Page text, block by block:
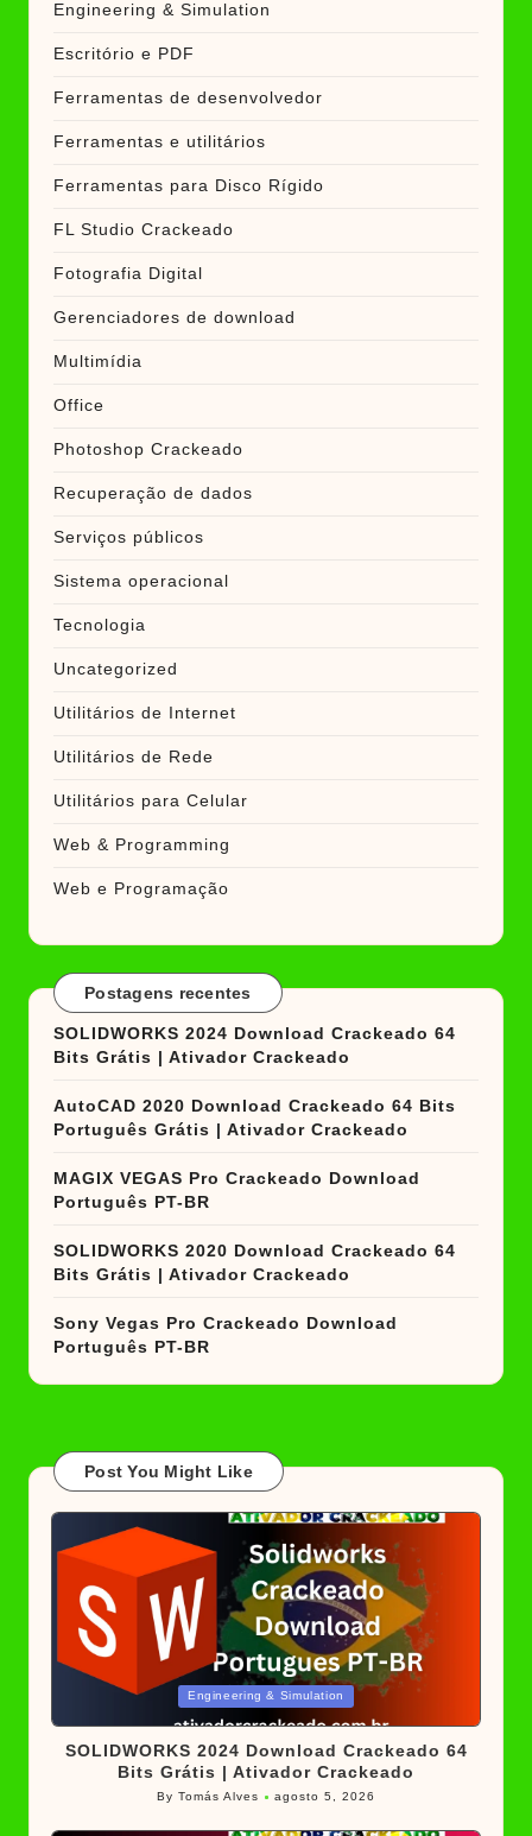
Engineering & Simulation
Escritório e PDF
Ferramentas de desenvolvedor
Ferramentas e utilitários
Ferramentas para Disco Rígido
FL Studio Crackeado
Fotografia Digital
Gerenciadores de download
Multimídia
Office
Photoshop Crackeado
Recuperação de dados
Serviços públicos
Sistema operacional
Tecnologia
Uncategorized
Utilitários de Internet
Utilitários de Rede
Utilitários para Celular
Web & Programming
Web e Programação
Postagens recentes
SOLIDWORKS 2024 Download Crackeado 64
Bits Grátis | Ativador Crackeado
AutoCAD 2020 Download Crackeado 64 Bits
Português Grátis | Ativador Crackeado
MAGIX VEGAS Pro Crackeado Download
Português PT-BR
SOLIDWORKS 2020 Download Crackeado 64
Bits Grátis | Ativador Crackeado
Sony Vegas Pro Crackeado Download
Português PT-BR
Post You Might Like
Engineering & Simulation
SOLIDWORKS 2024 Download Crackeado 64
Bits Grátis | Ativador Crackeado
Posted
ByTomás Alves agosto 5, 2026